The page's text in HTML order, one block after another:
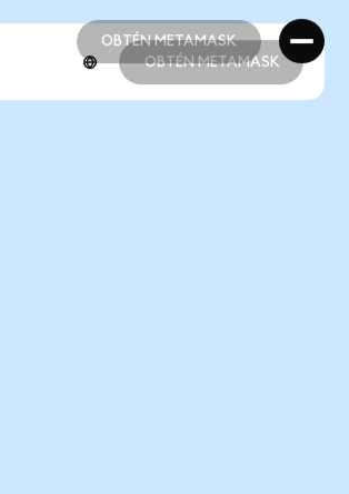
OBTÉN METAMASK
OBTÉN METAMASK
OBTÉN METAMASK